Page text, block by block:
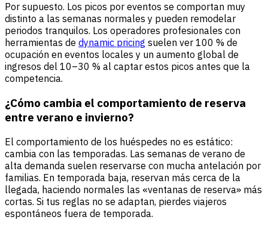
Por supuesto. Los picos por eventos se comportan muy
distinto a las semanas normales y pueden remodelar
periodos tranquilos. Los operadores profesionales con
herramientas de dynamic pricing suelen ver 100 % de
ocupación en eventos locales y un aumento global de
ingresos del 10–30 % al captar estos picos antes que la
competencia.
¿Cómo cambia el comportamiento de reserva
entre verano e invierno?
El comportamiento de los huéspedes no es estático:
cambia con las temporadas. Las semanas de verano de
alta demanda suelen reservarse con mucha antelación por
familias. En temporada baja, reservan más cerca de la
llegada, haciendo normales las «ventanas de reserva» más
cortas. Si tus reglas no se adaptan, pierdes viajeros
espontáneos fuera de temporada.